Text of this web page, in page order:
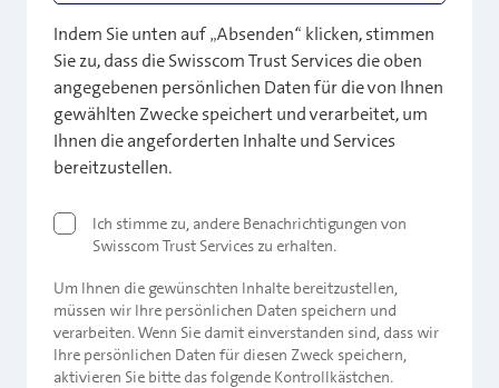
Indem Sie unten auf „Absenden“ klicken, stimmen
Sie zu, dass die Swisscom Trust Services die oben
angegebenen persönlichen Daten für die von Ihnen
gewählten Zwecke speichert und verarbeitet, um
Ihnen die angeforderten Inhalte und Services
bereitzustellen.
Ich stimme zu, andere Benachrichtigungen von
Swisscom Trust Services zu erhalten.
Um Ihnen die gewünschten Inhalte bereitzustellen,
müssen wir Ihre persönlichen Daten speichern und
verarbeiten. Wenn Sie damit einverstanden sind, dass wir
Ihre persönlichen Daten für diesen Zweck speichern,
aktivieren Sie bitte das folgende Kontrollkästchen.